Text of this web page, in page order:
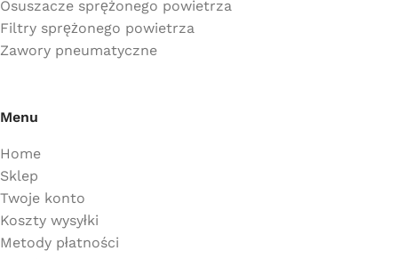
Osuszacze sprężonego powietrza
Filtry sprężonego powietrza
Zawory pneumatyczne
Menu
Home
Sklep
Twoje konto
Koszty wysyłki
Metody płatności